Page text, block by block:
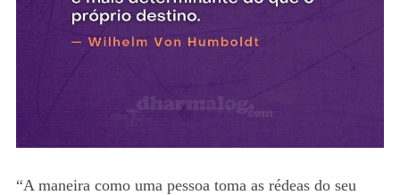
“A maneira como uma pessoa toma as rédeas do seu